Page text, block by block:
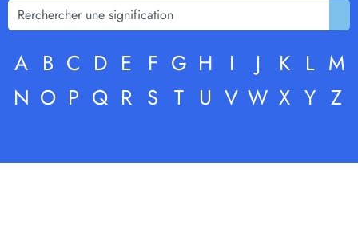
A B C D E F G H I J K L M
N O P Q R S T U V W X Y Z